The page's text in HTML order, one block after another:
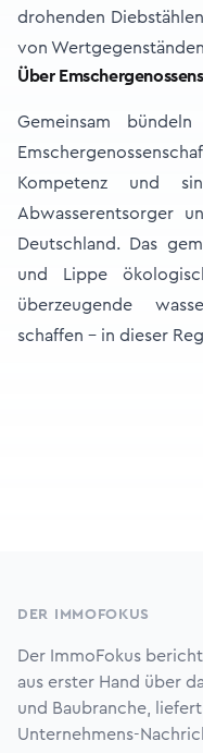
drohenden
von
Über
Gemeinsam bündeln
Kompetenz und
Abwasserentsorger
Deutschland. Das
und Lippe
überzeugende
schaffen - in dieser
DER IMMOFOKUS
Der ImmoFokus
aus erster Hand über
und Baubranche,
Unternehmens-